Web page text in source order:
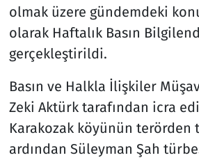
olmak üzere gündemdeki
olarak Haftalık Basın
gerçekleştirildi.
Basın ve Halkla İlişkiler
Zeki Aktürk tarafından icra
Karakozak köyünün terörden
ardından Süleyman Şah
Televizyon